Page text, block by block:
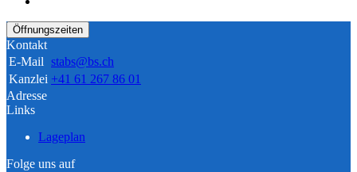
Öffnungszeiten
Kontakt
E-Mail stabs@bs.ch
Kanzlei +41 61 267 86 01
Adresse
Links
Lageplan
Folge uns auf